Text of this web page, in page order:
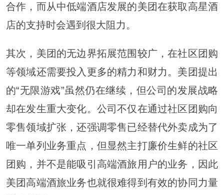
合作，而从中低端酒店发展的美团在获取高星酒
店的支持时会遇到很大阻力。
其次，美团的无边界拓展范围较广，在社区团购
等领域还需要投入更多的精力和财力。美团提出
的“无限游戏”虽然仍在继续，但公司的发展战略
却在发生重大变化。公司不仅在通过社区团购向
零售领域扩张，还强调零售已经替代外卖成为了
唯一单列业务重点，但显然主打廉价生鲜的社区
团购，并不是能吸引高端酒旅用户的业务，因此
美团高端酒旅业务也就很难得到有效的协同力量